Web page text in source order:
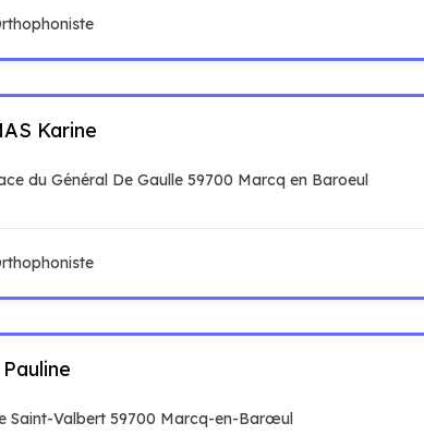
Karine
du Général De Gaulle 59700 Marcq en Baroeul
Saint-Valbert 59700 Marcq-en-Barœul